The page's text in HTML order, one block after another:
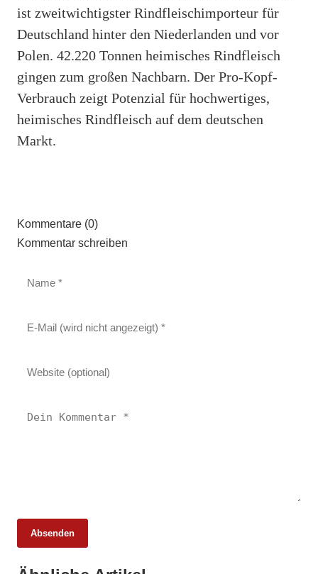
ist zweitwichtigster Rindfleischimporteur für
Deutschland hinter den Niederlanden und vor
Polen. 42.220 Tonnen heimisches Rindfleisch
gingen zum großen Nachbarn. Der Pro-Kopf-
Verbrauch zeigt Potenzial für hochwertiges,
heimisches Rindfleisch auf dem deutschen
Markt.
Kommentare (0)
Kommentar schreiben
Absenden